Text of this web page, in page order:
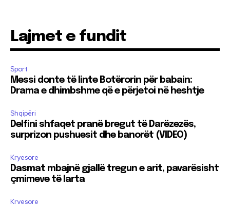
Lajmet e fundit
Sport
Messi donte të linte Botërorin për babain:
Drama e dhimbshme që e përjetoi në heshtje
Shqipëri
Delfini shfaqet pranë bregut të Darëzezës,
surprizon pushuesit dhe banorët (VIDEO)
Kryesore
Dasmat mbajnë gjallë tregun e arit, pavarësisht
çmimeve të larta
Kryesore